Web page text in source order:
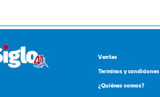
Ventas
Terminos y condiciones
¿Quiénes somos?